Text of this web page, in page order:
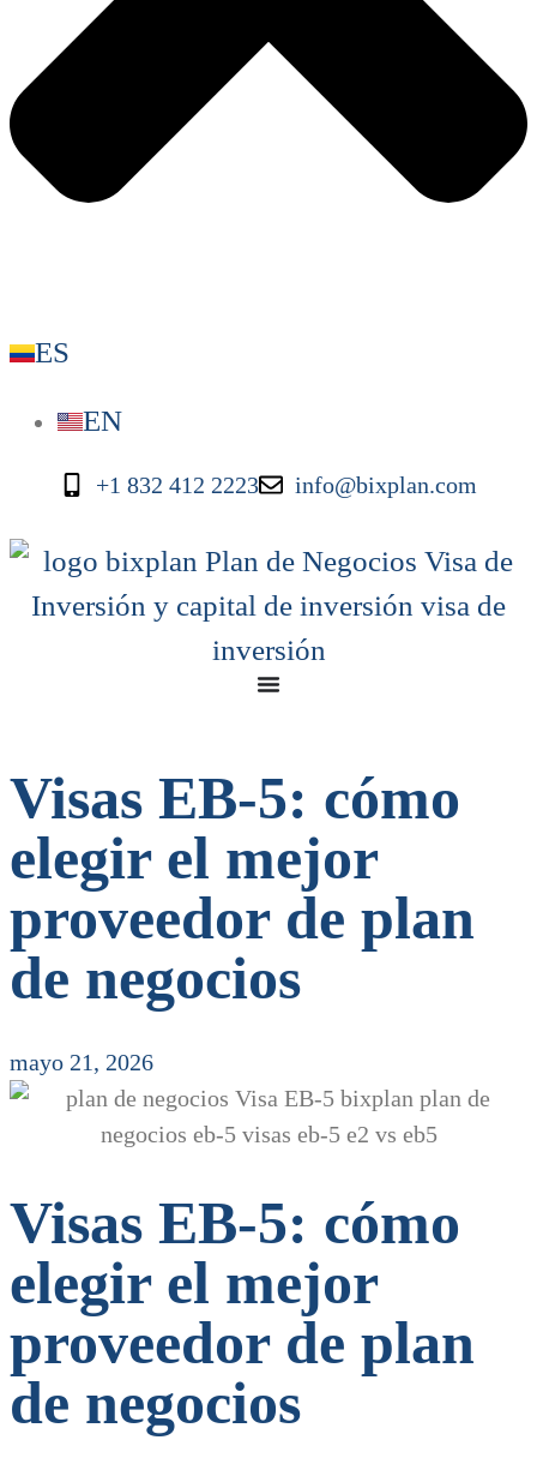
ES
EN
+1 832 412 2223 info@bixplan.com
Visas EB-5: cómo
elegir el mejor
proveedor de plan
de negocios
mayo 21, 2026
Visas EB-5: cómo
elegir el mejor
proveedor de plan
de negocios